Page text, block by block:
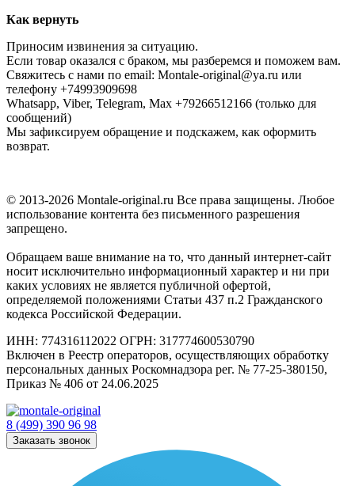
Как вернуть
Приносим извинения за ситуацию.
Если товар оказался с браком, мы разберемся и поможем вам.
Свяжитесь с нами по email: Montale-original@ya.ru или
телефону +74993909698
Whatsapp, Viber, Telegram, Max +79266512166 (только для
сообщений)
Мы зафиксируем обращение и подскажем, как оформить
возврат.
© 2013-2026 Montale-original.ru Все права защищены. Любое
использование контента без письменного разрешения
запрещено.
Обращаем ваше внимание на то, что данный интернет-сайт
носит исключительно информационный характер и ни при
каких условиях не является публичной офертой,
определяемой положениями Статьи 437 п.2 Гражданского
кодекса Российской Федерации.
ИНН: 774316112022 ОГРН: 317774600530790
Включен в Реестр операторов, осуществляющих обработку
персональных данных Роскомнадзора рег. № 77-25-380150,
Приказ № 406 от 24.06.2025
8 (499) 390 96 98
Заказать звонок